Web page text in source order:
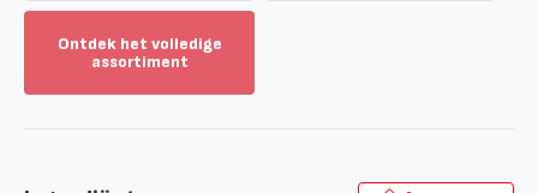
Ontdek het volledige
assortiment